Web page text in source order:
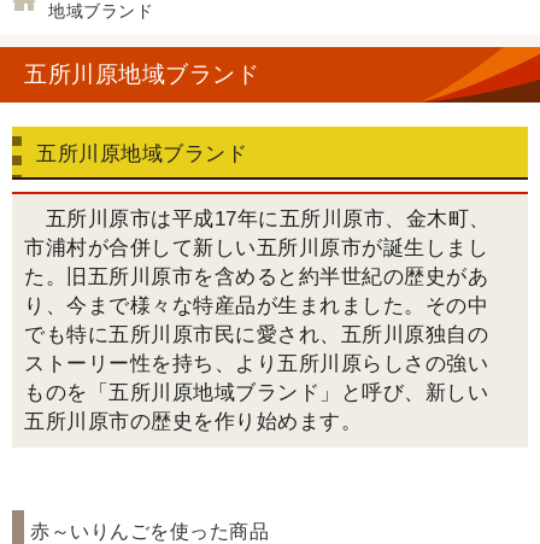
地域ブランド
五所川原地域ブランド
五所川原地域ブランド
五所川原市は平成17年に五所川原市、金木町、
市浦村が合併して新しい五所川原市が誕生しまし
た。旧五所川原市を含めると約半世紀の歴史があ
り、今まで様々な特産品が生まれました。その中
でも特に五所川原市民に愛され、五所川原独自の
ストーリー性を持ち、より五所川原らしさの強い
ものを「五所川原地域ブランド」と呼び、新しい
五所川原市の歴史を作り始めます。
赤～いりんごを使った商品